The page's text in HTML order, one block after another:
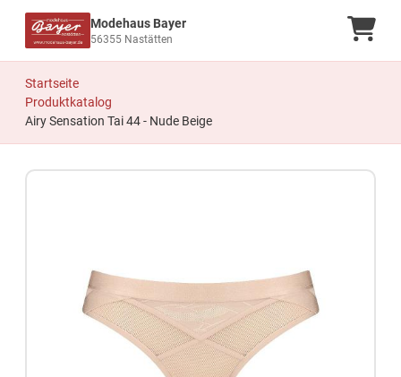
Modehaus Bayer
56355 Nastätten
Startseite
Produktkatalog
Airy Sensation Tai 44 - Nude Beige